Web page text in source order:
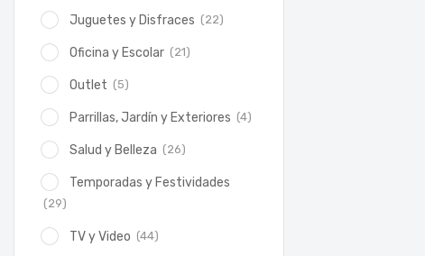
Juguetes y Disfraces (22)
Oficina y Escolar (21)
Outlet (5)
Parrillas, Jardín y Exteriores (4)
Salud y Belleza (26)
Temporadas y Festividades
(29)
TV y Video (44)